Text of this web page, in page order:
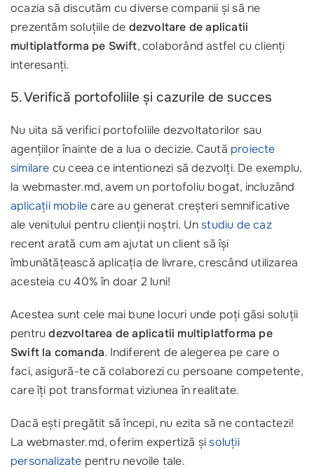
ocazia să discutăm cu diverse companii și să ne
prezentăm soluțiile de dezvoltare de aplicatii
multiplatforma pe Swift, colaborând astfel cu clienți
interesanți.
5. Verifică portofoliile și cazurile de succes
Nu uita să verifici portofoliile dezvoltatorilor sau
agențiilor înainte de a lua o decizie. Caută proiecte
similare cu ceea ce intentionezi să dezvolți. De exemplu,
la webmaster.md, avem un portofoliu bogat, incluzând
aplicații mobilecare au generat creșteri semnificative
ale venitului pentru clienții noștri. Unstudiu de caz
recent arată cum am ajutat un client să își
îmbunătățească aplicația de livrare, crescând utilizarea
acesteia cu 40% în doar 2 luni!
Acestea sunt cele mai bune locuri unde poți găsi soluții
pentrudezvoltarea de aplicatii multiplatforma pe
Swift la comanda. Indiferent de alegerea pe care o
faci, asigură-te că colaborezi cu persoane competente,
care îți pot transformat viziunea în realitate.
Dacă ești pregătit să începi, nu ezita să ne contactezi!
La webmaster.md, oferim expertiză șisoluții
personalizate pentru nevoile tale.